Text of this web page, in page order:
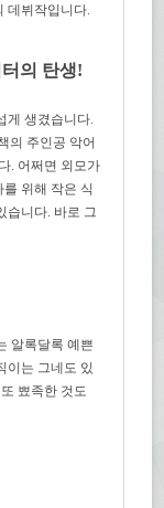
데뷔작입니다.
의 탄생!
게 생겼습니다.
의 주인공 악어
. 어쩌면 외모가
위해 작은 식
습니다. 바로 그
알록달록 예쁜
이는 그네도 있
뾰족한 것도